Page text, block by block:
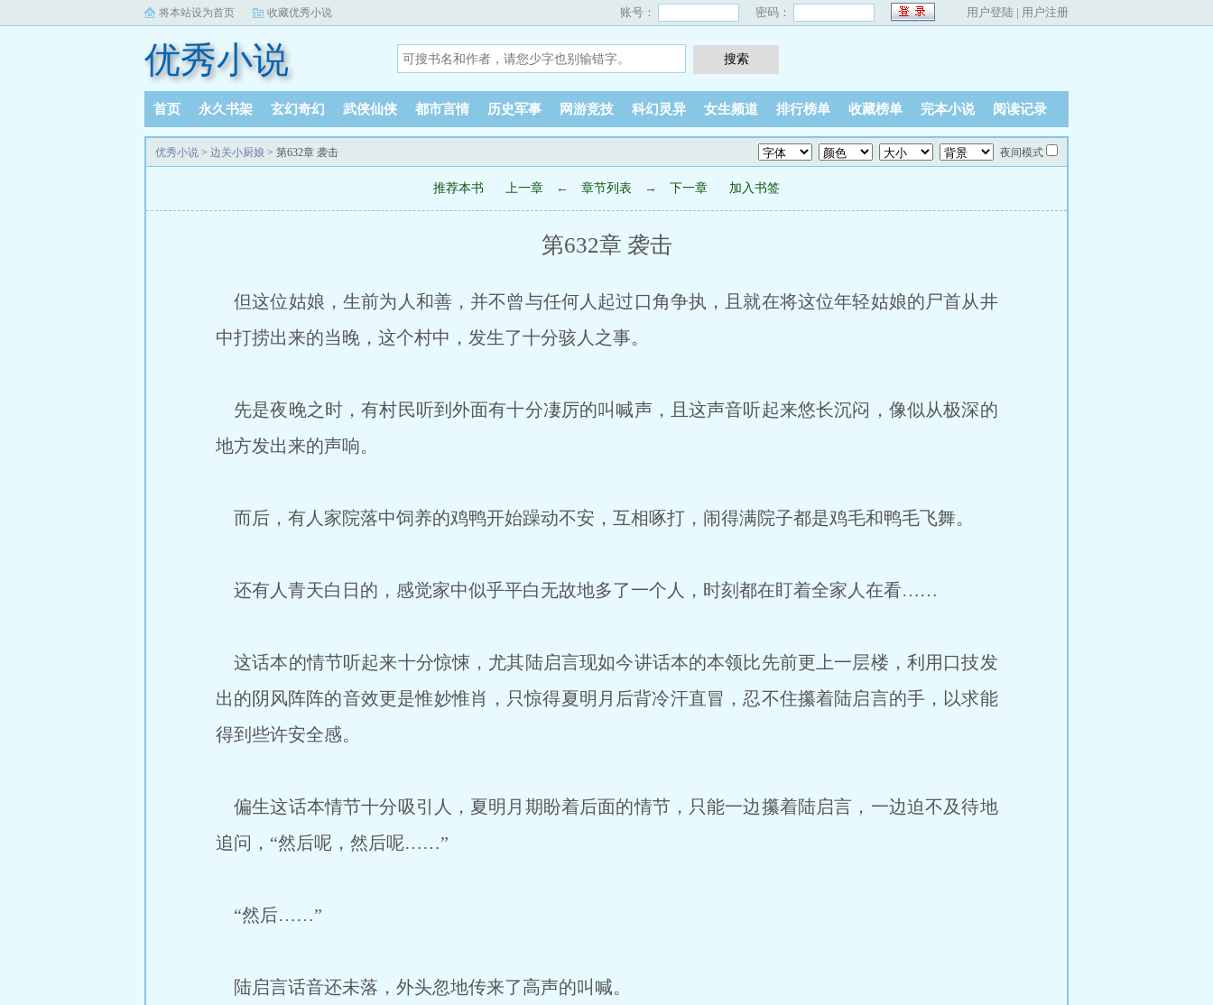
将本站设为首页 收藏优秀小说 账号： 密码： 用户登陆 | 用户注册
优秀小说
首页 永久书架 玄幻奇幻 武侠仙侠 都市言情 历史军事 网游竞技 科幻灵异 女生频道 排行榜单 收藏榜单 完本小说 阅读记录
优秀小说 > 边关小厨娘 > 第632章 袭击 夜间模式
推荐本书 上一章 ← 章节列表 → 下一章 加入书签
第632章 袭击
但这位姑娘，生前为人和善，并不曾与任何人起过口角争执，且就在将这位年轻姑娘的尸首从井
中打捞出来的当晚，这个村中，发生了十分骇人之事。
先是夜晚之时，有村民听到外面有十分凄厉的叫喊声，且这声音听起来悠长沉闷，像似从极深的
地方发出来的声响。
而后，有人家院落中饲养的鸡鸭开始躁动不安，互相啄打，闹得满院子都是鸡毛和鸭毛飞舞。
还有人青天白日的，感觉家中似乎平白无故地多了一个人，时刻都在盯着全家人在看……
这话本的情节听起来十分惊悚，尤其陆启言现如今讲话本的本领比先前更上一层楼，利用口技发
出的阴风阵阵的音效更是惟妙惟肖，只惊得夏明月后背冷汗直冒，忍不住攥着陆启言的手，以求能
得到些许安全感。
偏生这话本情节十分吸引人，夏明月期盼着后面的情节，只能一边攥着陆启言，一边迫不及待地
追问，“然后呢，然后呢……”
“然后……”
陆启言话音还未落，外头忽地传来了高声的叫喊。